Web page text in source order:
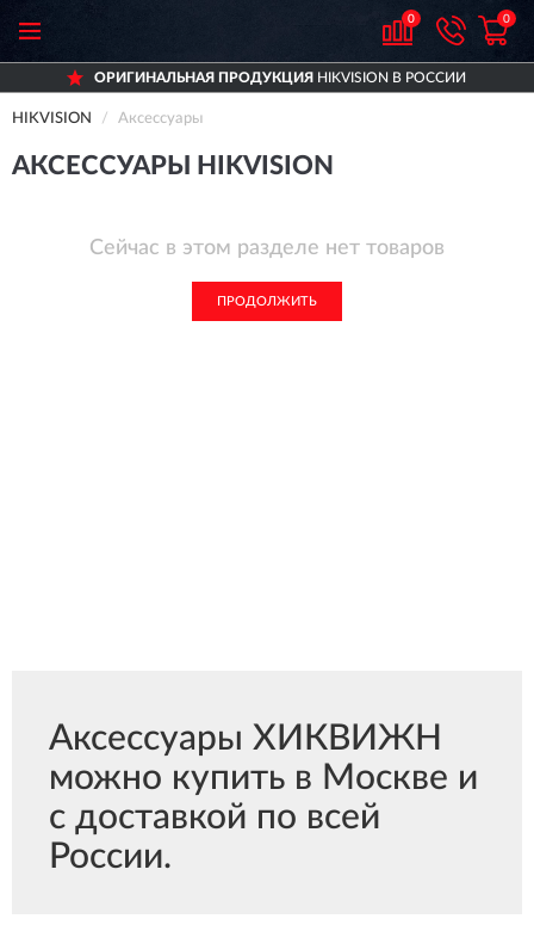
0 0
ОРИГИНАЛЬНАЯ ПРОДУКЦИЯ HIKVISION В РОССИИ
HIKVISION Аксессуары
АКСЕССУАРЫ HIKVISION
Сейчас в этом разделе нет товаров
ПРОДОЛЖИТЬ
Аксессуары ХИКВИЖН
можно купить в Москве и
с доставкой по всей
России.